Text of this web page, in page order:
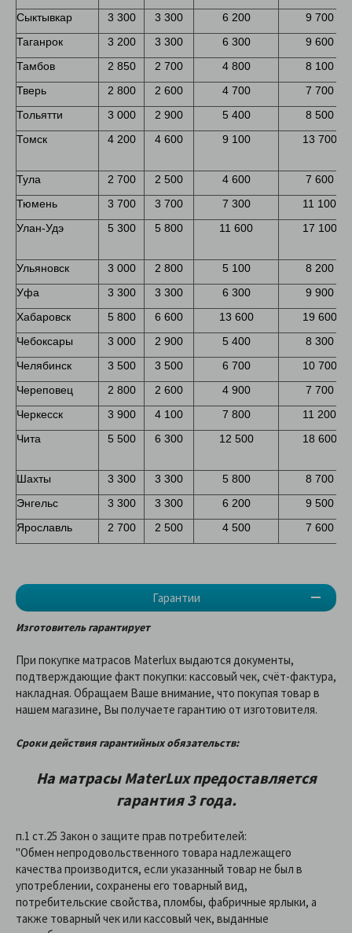
Гарантии
Сыктывкар
3 300 3 300 6 200
9 700
Таганрок
3 200 3 300 6 300
9 600
Тамбов
2 850 2 700 4 800
8 100
Тверь
2 800 2 600 4 700
7 700
Тольятти
3 000 2 900 5 400
8 500
Томск
4 200 4 600 9 100 13 700
Тула 2 700 2 500 4 600
7 600
Тюмень
3 700 3 700 7 300
11 100
Улан-Удэ
5 300 5 800 11 600 17 100
Ульяновск 3 000 2 800 5 100
8 200
Уфа
3 300 3 300 6 300
9 900
Хабаровск
5 800 6 600 13 600
19 600
Чебоксары
3 000 2 900 5 400
8 300
Челябинск
3 500 3 500 6 700
10 700
Череповец
2 800 2 600 4 900
7 700
Черкесск
3 900 4 100 7 800
11 200
Чита
5 500 6 300 12 500 18 600
Шахты 3 300 3 300 5 800
8 700
Энгельс
3 300 3 300 6 200
9 500
Ярославль
2 700 2 500 4 500 7 600
Изготовитель гарантирует
При покупке матрасов Materlux выдаются документы,
подтверждающие факт покупки: кассовый чек, счёт-фактура,
накладная. Обращаем Ваше внимание, что покупая товар в
нашем магазине, Вы получаете гарантию от изготовителя.
Сроки действия гарантийных обязательств:
На матрасы MaterLuxпредоставляетcя
гарантия 3 года.
п.1 ст.25 Закон о защите прав потребителей:
"Обмен непродовольственного товара надлежащего
качества производится, если указанный товар не был в
употреблении, сохранены его товарный вид,
потребительские свойства, пломбы, фабричные ярлыки, а
также товарный чек или кассовый чек, выданные